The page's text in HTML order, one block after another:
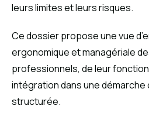
leurs limites et leurs risques.
Ce dossier propose une vue
ergonomique et managériale
professionnels, de leur
intégration dans une démarche
structurée.